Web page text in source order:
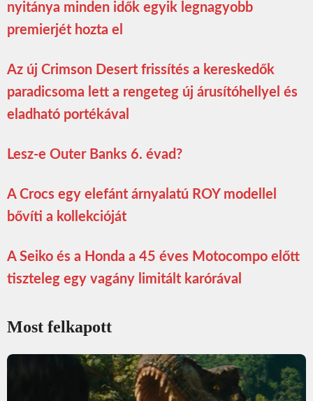
nyitánya minden idők egyik legnagyobb
premierjét hozta el
Az új Crimson Desert frissítés a kereskedők
paradicsoma lett a rengeteg új árusítóhellyel és
eladható portékával
Lesz-e Outer Banks 6. évad?
A Crocs egy elefánt árnyalatú ROY modellel
bővíti a kollekcióját
A Seiko és a Honda a 45 éves Motocompo előtt
tiszteleg egy vagány limitált karórával
Most felkapott